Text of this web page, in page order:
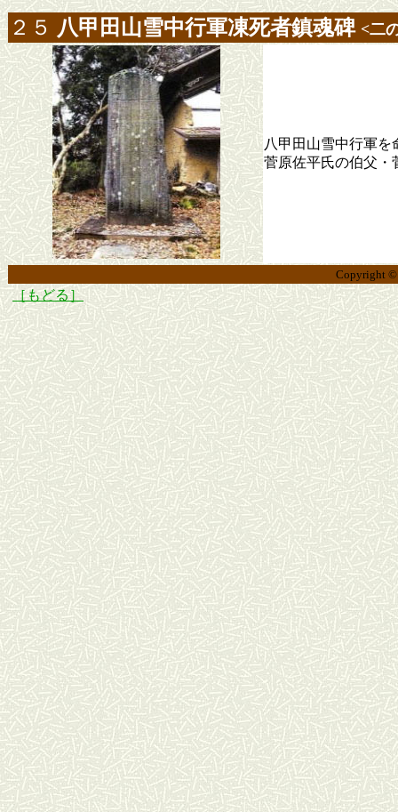
２５ 八甲田山雪中行軍凍死者鎮魂碑 <二
八甲田山雪中行軍を
菅原佐平氏の伯父・
Copyright ©
［もどる］